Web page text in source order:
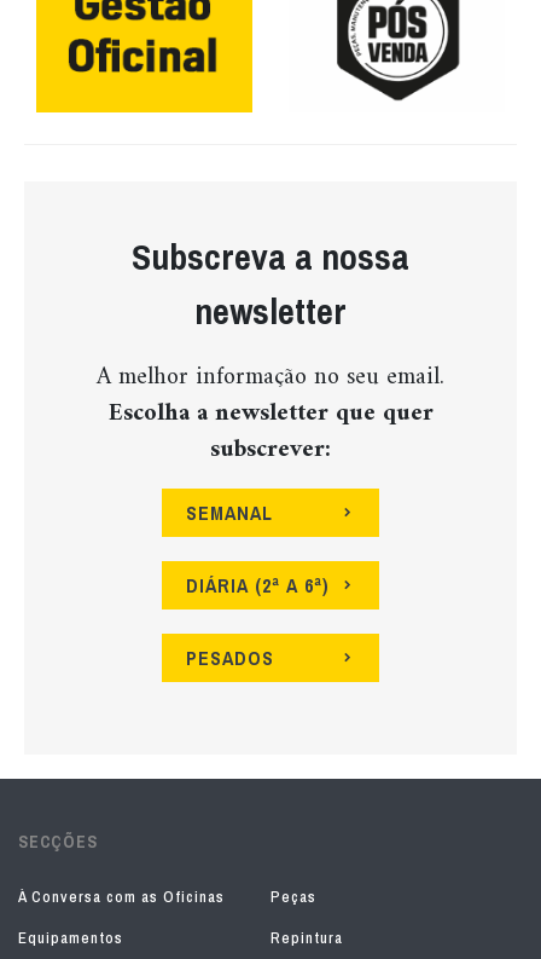
Subscreva a nossa
newsletter
A melhor informação no seu email.
Escolha a newsletter que quer
subscrever:
SEMANAL
DIÁRIA (2ª A 6ª)
PESADOS
SECÇÕES
À Conversa com as Oficinas
Peças
Equipamentos
Repintura